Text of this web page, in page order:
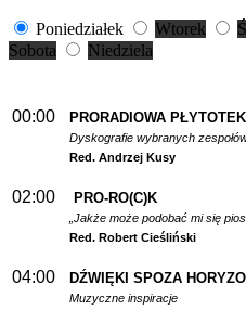
Poniedziałek Wtorek
Sobota
Niedziela
00:00 PRORADIOWA
Dyskografie wybranych
Red. Andrzej Kusy
02:00 PRO-RO(C)K
„Jakże może podobać mi się
Red. Robert Cieśliński
04:00 DŹWIĘKI SPOZA
Muzyczne inspiracje